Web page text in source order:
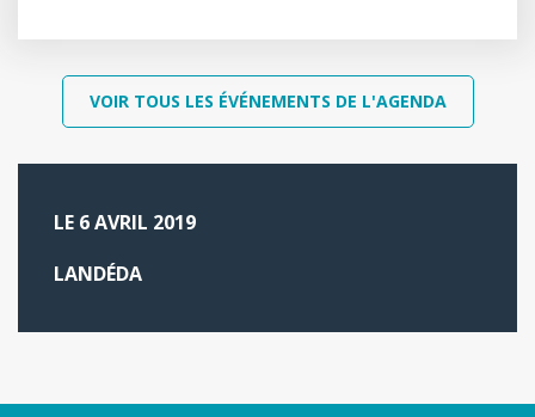
VOIR TOUS LES ÉVÉNEMENTS DE L'AGENDA
LE 6 AVRIL 2019
LANDÉDA